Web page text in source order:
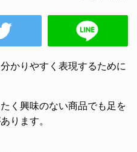
かりやすく表現するために
く興味のない商品でも足を
ります。